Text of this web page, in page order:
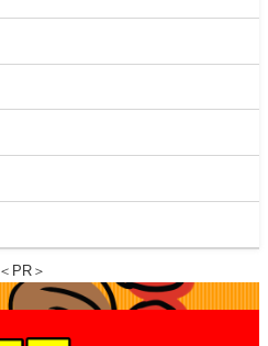
＜PR＞